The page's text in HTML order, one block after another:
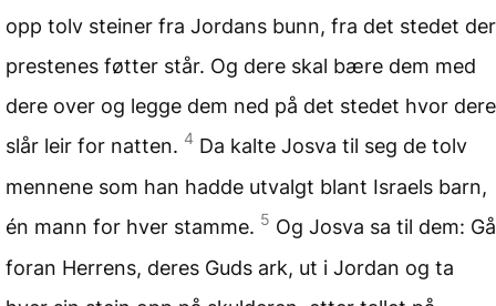
opp tolv steiner fra Jordans bunn, fra det stedet der
prestenes føtter står. Og dere skal bære dem med
dere over og legge dem ned på det stedet hvor dere
slår leir for natten. 4 Da kalte Josva til seg de tolv
mennene som han hadde utvalgt blant Israels barn,
én mann for hver stamme. 5 Og Josva sa til dem: Gå
foran Herrens, deres Guds ark, ut i Jordan og ta